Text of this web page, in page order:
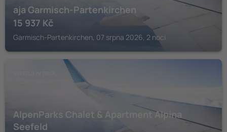
aja Garmisch-Partenkirchen
15 937 Kč
Garmisch-Partenkirchen, 07 srpna 2026, 2 noci
AlpenParks Chalet & Apartment Alpina
Seefeld